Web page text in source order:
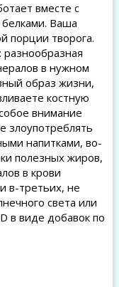
вместе с
Ваша
порции творога.
разнообразная
в нужном
образ жизни,
костную
внимание
злоупотреблять
напитками, во-
полезных жиров,
в крови
в-третьих, не
света или
в виде добавок по